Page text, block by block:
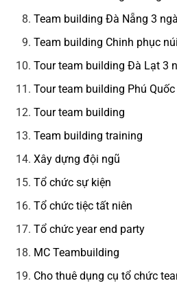
Team building Đà Nẵng 3
Team building Chinh phục
Tour team building Đà Lạt 3
Tour team building Phú
Tour team building
Team building training
Xây dựng đội ngũ
Tổ chức sự kiện
Tổ chức tiệc tất niên
Tổ chức year end party
MC Teambuilding
Cho thuê dụng cụ tổ chức